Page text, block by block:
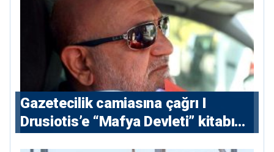
Gazetecilik camiasına çağrı I
⁠Drusiotis’e “Mafya Devleti” kitabı